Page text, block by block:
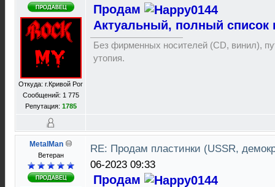
Откуда: г.Кривой Рог
Сообщений: 1 775
Репутация: 1785
Продам
Актуальный, полный список
Без фирменных носителей (CD, винил),
утопия.
MetalMan
Ветеран
RE: Продам пластинки (USSR,
06-2023 09:33
Продам